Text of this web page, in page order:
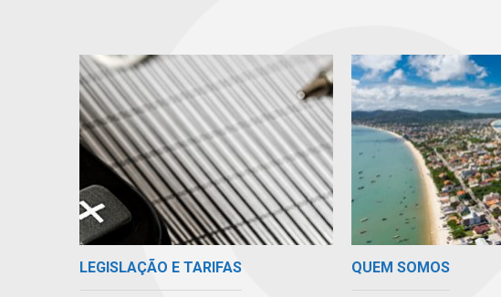
LEGISLAÇÃO E TARIFAS QUEM SOMOS